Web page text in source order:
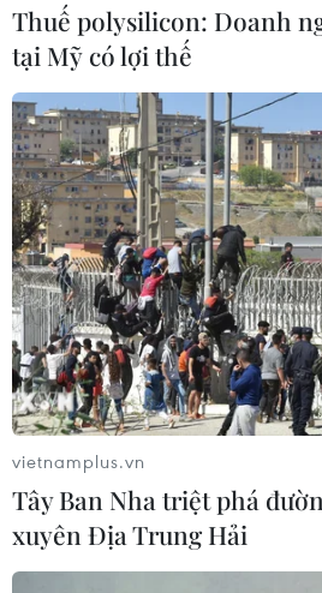
Đà Nẵng thí điểm Kiosk thông
Hỗ trợ giải quyết thủ tục hành
trong 3 phút
19/06/2026 08:47
Anthropic tung Fable 5, phiên
mạnh nhất cho công chúng
10/06/2026 03:07
Apple ra mắt phiên bản trợ lý
nói Siri tích hợp AI thế hệ mới
Thử nghiệm trên người vaccine
Thuế polysilicon: Doanh
tại Mỹ có lợi thế
vietnamplus.vn
Tây Ban Nha triệt phá
xuyên Địa Trung Hải